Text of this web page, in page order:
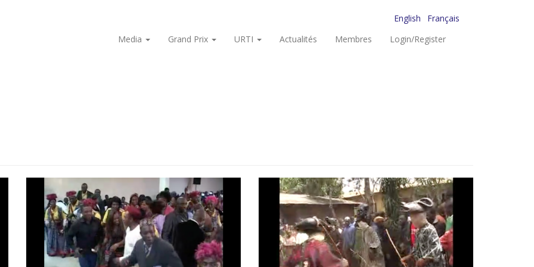
English
Français
Media
Grand Prix URTI Actualités Membres Login/Register